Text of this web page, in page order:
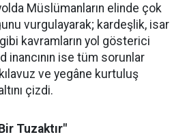
Müslümanların elinde çok
vurgulayarak; kardeşlik, isar
kavramların yol gösterici
inancının ise tüm sorunlar
ve yegâne kurtuluş
çizdi.
Tuzaktır"